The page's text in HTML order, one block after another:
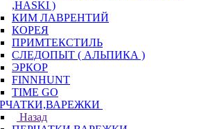
,HASKI )
КИМ ЛАВРЕНТИЙ
КОРЕЯ
ПРИМТЕКСТИЛЬ
СЛЕДОПЫТ ( АЛЬПИКА )
ЭРКОР
FINNHUNT
TIME GO
Назад